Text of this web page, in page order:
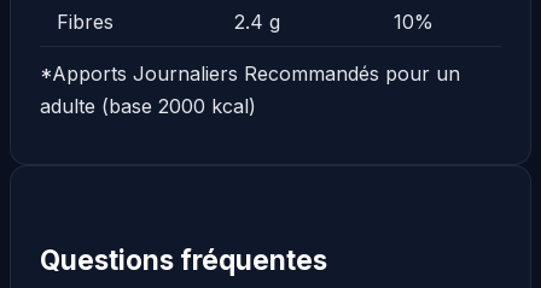
Fibres 2.4 g 10%
*Apports Journaliers Recommandés pour un
adulte (base 2000 kcal)
Questions fréquentes